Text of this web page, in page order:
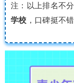
注：以上排名不
学校 ，口碑挺不